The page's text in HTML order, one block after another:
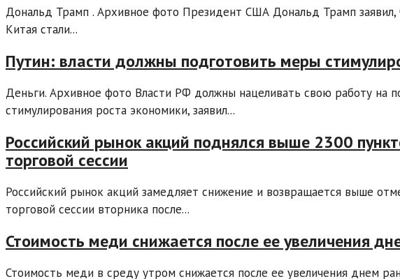
Дональд Трамп . Архивное фото Президент США Дональд Трамп
Китая стали...
Путин: власти должны подготовить меры
Деньги. Архивное фото Власти РФ должны нацеливать свою работу на
стимулирования роста экономики, заявил...
Российский рынок акций поднялся выше 2300
торговой сессии
Российский рынок акций замедляет снижение и возвращается выше
торговой сессии вторника после...
Стоимость меди снижается после ее увеличения
Стоимость меди в среду утром снижается после ее увеличения днем